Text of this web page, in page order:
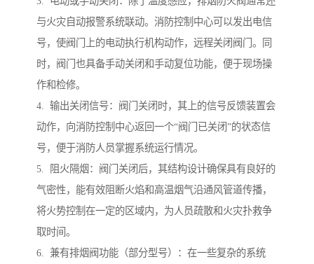
与火灾自动报警系统联动。消防控制中心可以发出电信
号，使阀门上的电动执行机构动作，远程关闭阀门。同
时，阀门也具备手动关闭和手动复位功能，便于现场操
作和检修。
4. 输出关闭信号：阀门关闭时，其上的信号反馈装置会
动作，向消防控制中心返回一个“阀门已关闭”的状态信
号，便于消防人员掌握系统运行情况。
5. 阻火隔烟：阀门关闭后，其结构设计确保具有良好的
气密性，能有效阻断火焰和高温烟气沿通风管道传播，
将火势控制在一定的区域内，为人员疏散和火灾扑救争
取时间。
6. 兼有排烟阀功能（部分型号）：在一些复杂的系统